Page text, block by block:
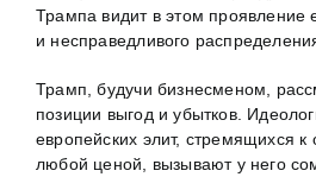
Трампа видит в этом проявление
и несправедливого
Трамп, будучи бизнесменом,
позиции выгод и убытков.
европейских элит, стремящихся
любой ценой, вызывают у него